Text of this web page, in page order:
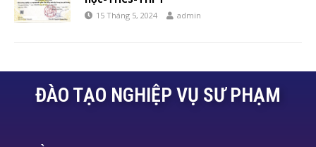
15 Tháng 5, 2024 admin
ĐÀO TẠO NGHIỆP VỤ SƯ PHẠM